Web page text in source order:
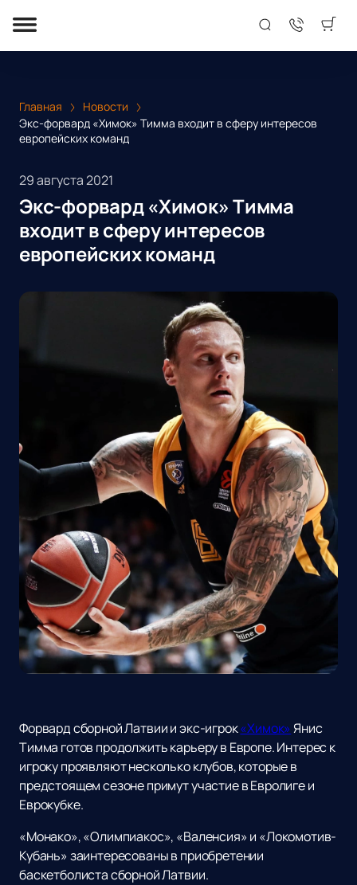
Главная
Новости
Экс-форвард «Химок» Тимма входит в сферу интересов
европейских команд
29 августа 2021
Экс-форвард «Химок» Тимма
входит в сферу интересов
европейских команд
Форвард сборной Латвии и экс-игрок«Химок» Янис
Тимма готов продолжить карьеру в Европе. Интерес к
игроку проявляют несколько клубов, которые в
предстоящем сезоне примут участие в Евролиге и
Еврокубке.
«Монако», «Олимпиакос», «Валенсия» и «Локомотив-
Кубань» заинтересованы в приобретении
баскетболиста сборной Латвии.